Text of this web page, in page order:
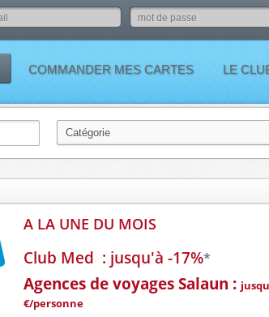
COMMANDER MES CARTES LE
A LA UNE DU MOIS
Club Med : jusqu'à -17%*
Agences de voyages Salaun :
€/personne